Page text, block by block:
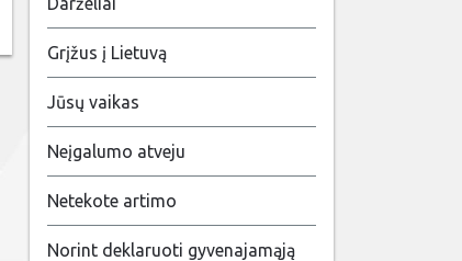
Grįžus į Lietuvą
Jūsų vaikas
Neįgalumo atveju
Netekote artimo
Norint deklaruoti gyvenajamąją